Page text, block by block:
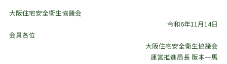
大阪住宅安全衛生協議会
令和6年11月14日
会員各位
大阪住宅安全衛生協議会
運営推進局長 阪本一馬